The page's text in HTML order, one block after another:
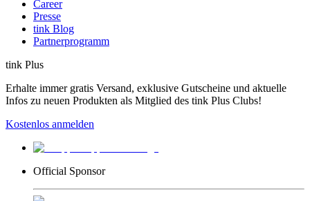
Career
Presse
tink Blog
Partnerprogramm
tink Plus
Erhalte immer gratis Versand, exklusive Gutscheine und aktuelle
Infos zu neuen Produkten als Mitglied des tink Plus Clubs!
Kostenlos anmelden
Official Sponsor